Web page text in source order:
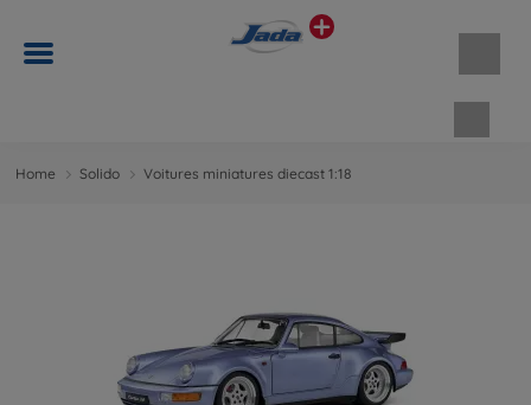
Home Solido Voitures miniatures diecast 1:18